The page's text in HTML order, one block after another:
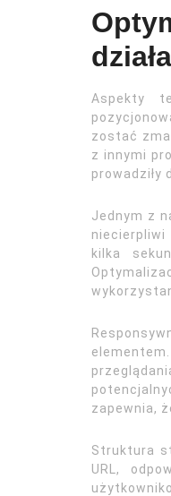
Aspekty
zostać
z innymi
prowadziły
Jednym z
niecierpliwi
kilka
zapewnia,
Struktura
URL,